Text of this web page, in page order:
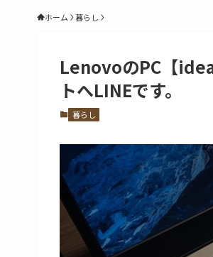
ホーム 暮らし
LenovoのPC【
トへLINEです。
暮らし